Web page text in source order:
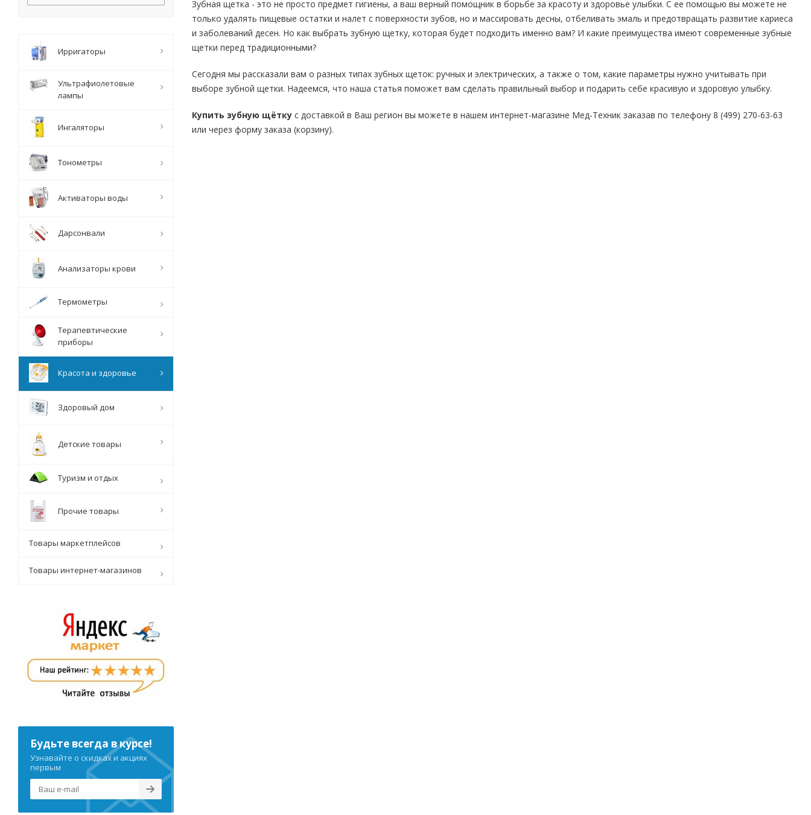
Зубная щетка - это не просто предмет гигиены, а ваш верный помощник в борьбе за красоту и здоровье улыбки. С ее помощью вы можете не
только удалять пищевые остатки и налет с поверхности зубов, но и массировать десны, отбеливать эмаль и предотвращать развитие кариеса
и заболеваний десен. Но как выбрать зубную щетку, которая будет подходить именно вам? И какие преимущества имеют современные зубные
щетки перед традиционными?
Сегодня мы рассказали вам о разных типах зубных щеток: ручных и электрических, а также о том, какие параметры нужно учитывать при
выборе зубной щетки. Надеемся, что наша статья поможет вам сделать правильный выбор и подарить себе красивую и здоровую улыбку.
Купить зубную щётку с доставкой в Ваш регион вы можете в нашем интернет-магазине Мед-Техник заказав по телефону 8 (499) 270-63-63
или через форму заказа (корзину).
Ирригаторы
Ультрафиолетовые
лампы
Ингаляторы
Тонометры
Активаторы воды
Дарсонвали
Анализаторы крови
Термометры
Терапевтические
приборы
Красота и здоровье
Здоровый дом
Детские товары
Туризм и отдых
Прочие товары
Товары маркетплейсов
Товары интернет-магазинов
Будьте всегда в курсе!
Узнавайте о скидках и акциях
первым